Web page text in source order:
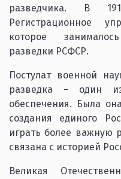
разведчика. В
Регистрационное
которое
разведки РСФСР.
Постулат военной
разведка – один
обеспечения. Была
создания единого
играть более важную
связана с историей
Великая